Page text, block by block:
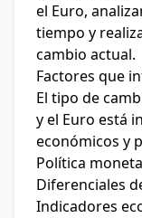
el Euro,
tiempo y
cambio actual.
Factores que
El tipo de
y el Euro está
económicos y
Política
Diferenciales
Indicadores